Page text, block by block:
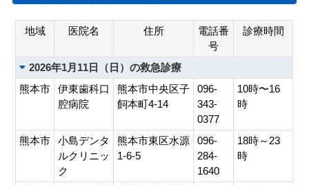
地域 医院名 住所
電話番
号
診療時間
2026年1月11日（日）の救急診療
熊本市
伊東歯科口
腔病院
熊本市中央区子
飼本町4-14
096-
343-
0377
10時〜16
時
熊本市
小島デンタ
ルクリニッ
ク
熊本市東区水源
1-6-5
096-
284-
1640
18時～23
時
サイトマップ